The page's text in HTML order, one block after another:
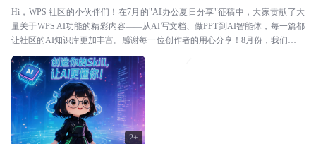
2+
Hi，WPS 社区的小伙伴们！在7月的"AI办公夏日分享"征稿中，大家贡献了大
量关于WPS AI功能的精彩内容——从AI写文档、做PPT到AI智能体，每一篇都
让社区的AI知识库更加丰富。感谢每一位创作者的用心分享！8月份，我们把主
题扩展到更广阔的AI世界！...